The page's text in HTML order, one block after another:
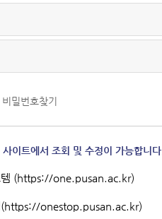
이트에서 조회 및 수정이 가능합니다.
템 (https://one.pusan.ac.kr)
(https://onestop.pusan.ac.kr)